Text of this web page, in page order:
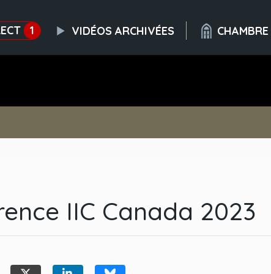
1 VIDÉOS ARCHIVÉES CHAMBRE
IIC Canada 2023